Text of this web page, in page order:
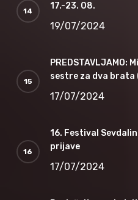
17.-23. 08.
19/07/2024
PREDSTAVLJAMO:
sestre za dva brata
17/07/2024
16. Festival
prijave
17/07/2024